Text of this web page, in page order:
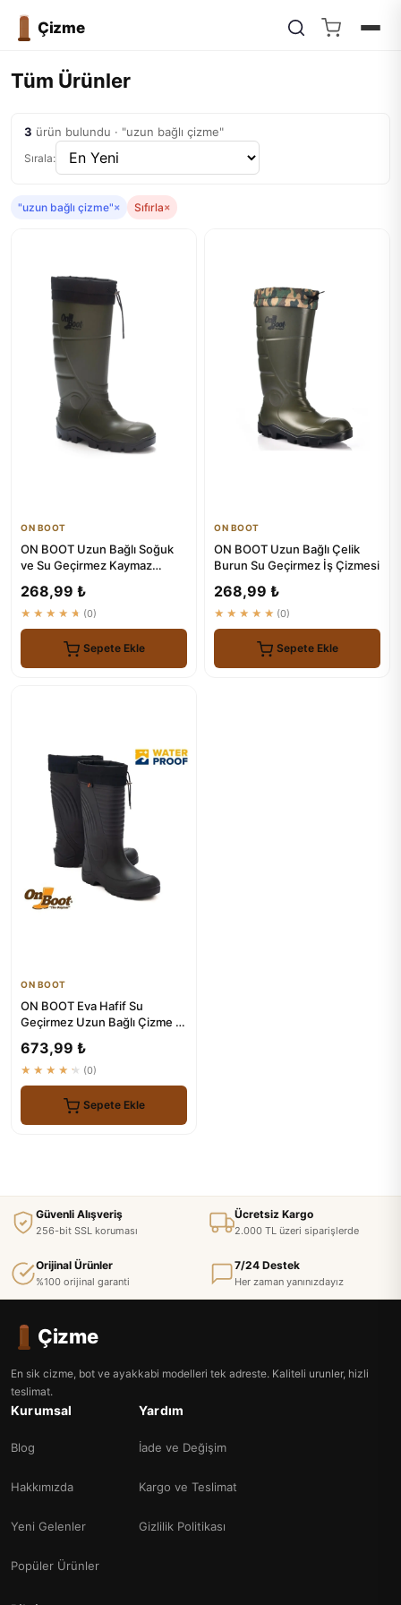
Çizme
Tüm Ürünler
3 ürün bulundu · "uzun bağlı çizme"
Sırala:
"uzun bağlı çizme"× Sıfırla×
ON BOOT
ON BOOT Uzun Bağlı Soğuk
ve Su Geçirmez Kaymaz
268,99 ₺
★★★★★ (0)
Sepete Ekle
ON BOOT
ON BOOT Uzun Bağlı Çelik
Burun Su Geçirmez İş Çizmesi
268,99 ₺
★★★★★ (0)
Sepete Ekle
ON BOOT
ON BOOT Eva Hafif Su
Geçirmez Uzun Bağlı Çizme -
673,99 ₺
★★★★★ (0)
Sepete Ekle
Güvenli Alışveriş
256-bit SSL koruması
Ücretsiz Kargo
2.000 TL üzeri siparişlerde
Orijinal Ürünler
%100 orijinal garanti
7/24 Destek
Her zaman yanınızdayız
Çizme
En sik cizme, bot ve ayakkabi modelleri tek adreste. Kaliteli urunler, hizli
teslimat.
Kurumsal
Blog
Hakkımızda
Yeni Gelenler
Popüler Ürünler
Yardım
İade ve Değişim
Kargo ve Teslimat
Gizlilik Politikası